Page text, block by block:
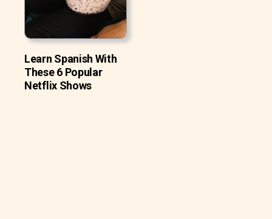
Learn Spanish With
These 6 Popular
Netflix Shows